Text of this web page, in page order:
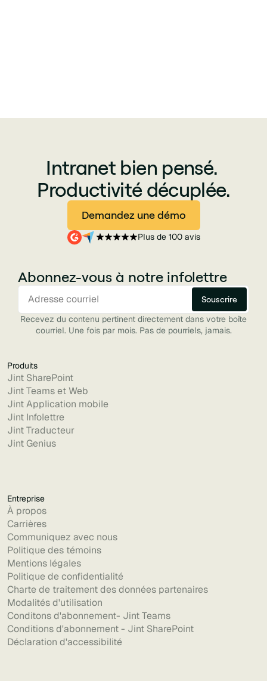
Intranet bien pensé.
Productivité décuplée.
Demandez une démo
Plus de 100 avis
Abonnez-vous à notre infolettre
Recevez du contenu pertinent directement dans votre boîte
courriel. Une fois par mois. Pas de pourriels, jamais.
Produits
Jint SharePoint
Jint Teams et Web
Jint Application mobile
Jint Infolettre
Jint Traducteur
Jint Genius
Entreprise
À propos
Carrières
Communiquez avec nous
Politique des témoins
Mentions légales
Politique de confidentialité
Charte de traitement des données partenaires
Modalités d'utilisation
Conditons d'abonnement- Jint Teams
Conditions d'abonnement - Jint SharePoint
Déclaration d'accessibilité